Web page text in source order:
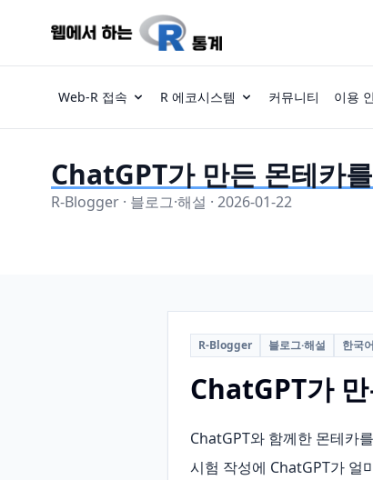
Web-R 접속 R 에코시스템 커뮤니티 이용
ChatGPT가 만든 몬테카
R-Blogger · 블로그·해설 · 2026-01-22
R-Blogger 블로그·해설 한국어
ChatGPT가
ChatGPT와 함께한 몬테카
시험 작성에 ChatGPT가 얼